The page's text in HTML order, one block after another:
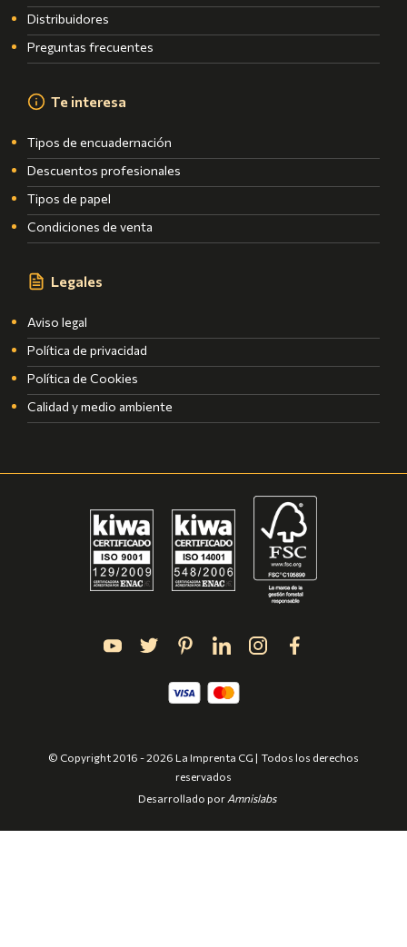
Distribuidores
Preguntas frecuentes
Te interesa
Tipos de encuadernación
Descuentos profesionales
Tipos de papel
Condiciones de venta
Legales
Aviso legal
Política de privacidad
Política de Cookies
Calidad y medio ambiente
© Copyright 2016 - 2026 La Imprenta CG | Todos los derechos
reservados
Desarrollado por Amnislabs